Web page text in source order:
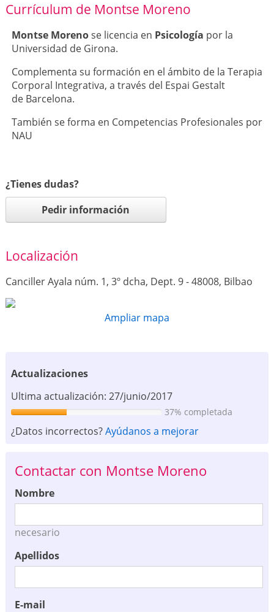
Currículum de Montse Moreno
Montse Morenose licencia en Psicología por la
Universidad de Girona.
Complementa su formación en el ámbito de la Terapia
Corporal Integrativa, a través del Espai Gestalt
de Barcelona.
También se forma en Competencias Profesionales por
NAU
¿Tienes dudas?
Pedir información
Localización
Canciller Ayala núm. 1, 3º dcha, Dept. 9 - 48008, Bilbao
Ampliar mapa
Actualizaciones
Ultima actualización: 27/junio/2017
37% completada
¿Datos incorrectos?Ayúdanos a mejorar
Contactar con Montse Moreno
Nombre
necesario
Apellidos
E-mail